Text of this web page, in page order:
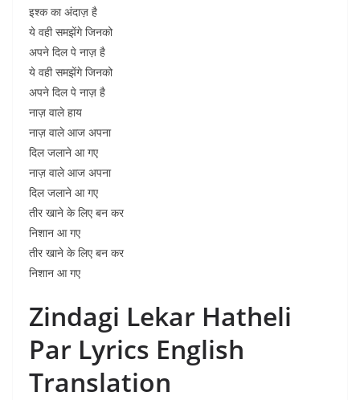
इश्क का अंदाज़ है
ये वही समझेंगे जिनको
अपने दिल पे नाज़ है
ये वही समझेंगे जिनको
अपने दिल पे नाज़ है
नाज़ वाले हाय
नाज़ वाले आज अपना
दिल जलाने आ गए
नाज़ वाले आज अपना
दिल जलाने आ गए
तीर खाने के लिए बन कर
निशान आ गए
तीर खाने के लिए बन कर
निशान आ गए
Zindagi Lekar Hatheli
Par Lyrics English
Translation